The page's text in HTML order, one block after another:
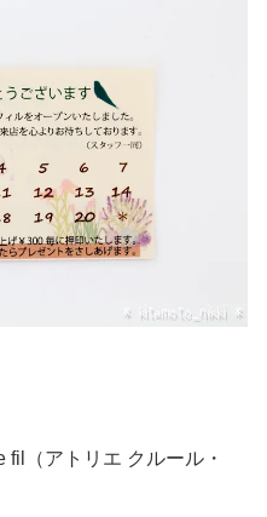
fil（アトリエ クルール・